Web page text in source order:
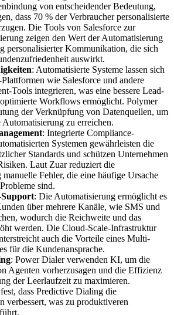
von entscheidender Bedeutung,
dass 70 % der Verbraucher personalisierte
Die Tools von Salesforce zur
zeigen den Wert der Automatisierung
personalisierter Kommunikation, die sich
auswirkt.
: Automatisierte Systeme lassen sich
wie Salesforce und andere
Tools integrieren, was eine bessere Lead-
Workflows ermöglicht. Polymer
der Verknüpfung von Datenquellen, um
Automatisierung zu erreichen.
: Integrierte Compliance-
Systemen gewährleisten die
Standards und schützen Unternehmen
Laut Zuar reduziert die
Fehler, die eine häufige Ursache
sind.
: Die Automatisierung ermöglicht es
über mehrere Kanäle, wie SMS und
wodurch die Reichweite und das
werden. Die Cloud-Scale-Infrastruktur
auch die Vorteile eines Multi-
für die Kundenansprache.
: Power Dialer verwenden KI, um die
Agenten vorherzusagen und die Effizienz
der Leerlaufzeit zu maximieren.
dass Predictive Dialing die
verbessert, was zu produktiveren